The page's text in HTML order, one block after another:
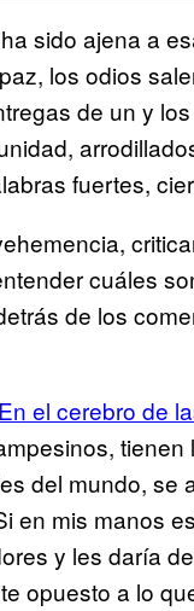
sido ajena a
los odios
de un y
fuertes,
cuáles
de los
el cerebro de
del mundo, se
en mis manos
y les daría
opuesto a lo